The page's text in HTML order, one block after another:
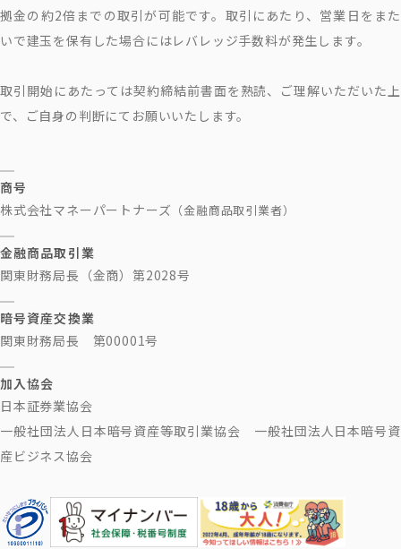
拠金の約2倍までの取引が可能です。取引にあたり、営業日をまた
いで建玉を保有した場合にはレバレッジ手数料が発生します。
取引開始にあたっては契約締結前書面を熟読、ご理解いただいた上
で、ご自身の判断にてお願いいたします。
商号
株式会社マネーパートナーズ （金融商品取引業者）
金融商品取引業
関東財務局長（金商）第2028号
暗号資産交換業
関東財務局長 第00001号
加入協会
日本証券業協会
一般社団法人日本暗号資産等取引業協会 一般社団法人日本暗号資
産ビジネス協会